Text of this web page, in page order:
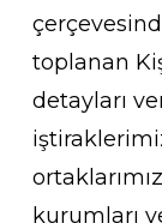
toplanan
detayları
kurumları